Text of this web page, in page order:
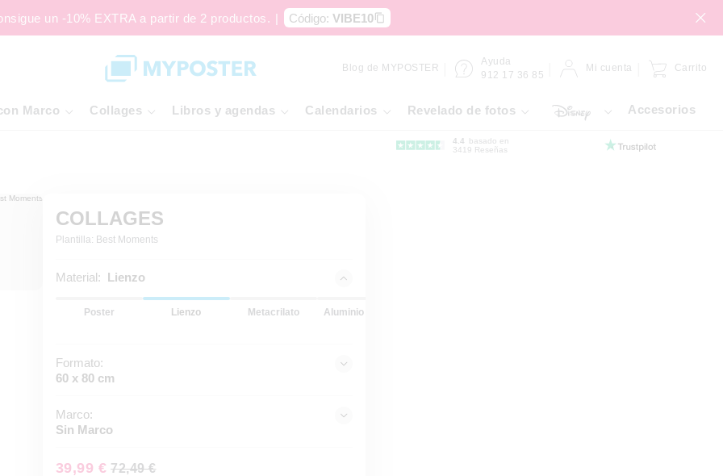
un -10% EXTRA a partir de 2 productos. | Código: VIBE10
Blog de MYPOSTER
Ayuda
912 17 36 85
Mi cuenta Carrito
Marco Collages Libros y agendas Calendarios Revelado de fotos Accesorios
4.4
basado en
3419 Reseñas
COLLAGES
Plantilla: Best Moments
Material: Lienzo
Poster Lienzo Metacrilato Aluminio dibond
Formato:
60 x 80 cm
Marco:
Sin Marco
39,99 € 72,49 €